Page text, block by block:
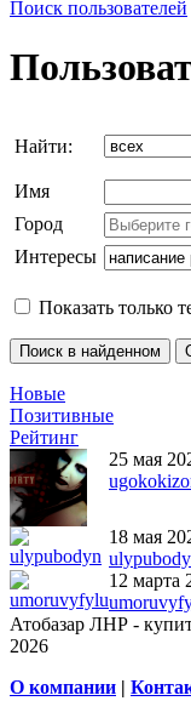
Поиск пользователей
Найти:
Имя
Город
Интересы
Показать только
Новые
Позитивные
Рейтинг
25 мая
18 мая
12 марта
Атобазар ЛНР -
2026
О компании |